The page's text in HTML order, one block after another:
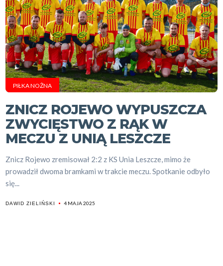
PIŁKA NOŻNA
ZNICZ ROJEWO WYPUSZCZA
ZWYCIĘSTWO Z RĄK W
MECZU Z UNIĄ LESZCZE
Znicz Rojewo zremisował 2:2 z KS Unia Leszcze, mimo że
prowadził dwoma bramkami w trakcie meczu. Spotkanie odbyło
się...
DAWID ZIELIŃSKI 4 MAJA 2025